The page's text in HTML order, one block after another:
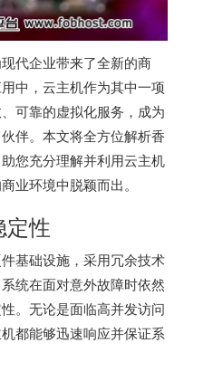
代企业带来了全新的商
中，云主机作为其中一项
可靠的虚拟化服务，成为
伴。本文将全方位解析香
您充分理解并利用云主机
业环境中脱颖而出。
定性
基础设施，采用冗余技术
统在面对意外故障时依然
。无论是面临高并发访问
都能够迅速响应并保证系